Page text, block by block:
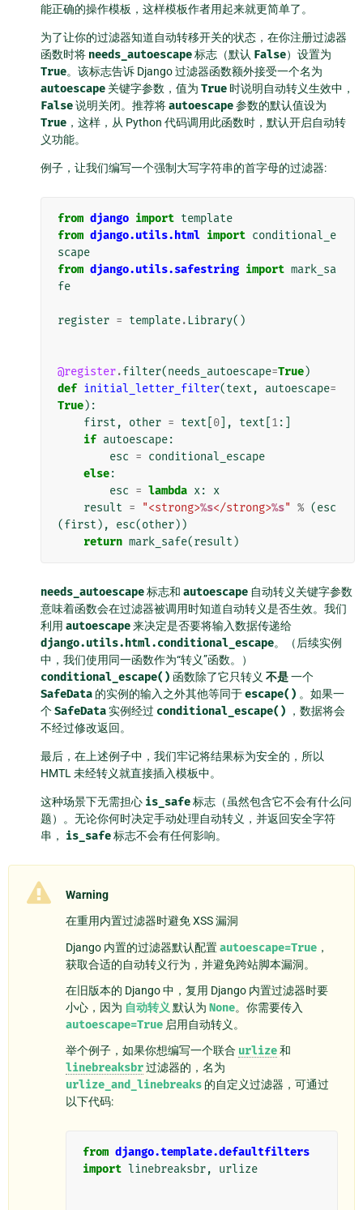
能正确的操作模板，这样模板作者用起来就更简单了。
为了让你的过滤器知道自动转移开关的状态，在你注册过滤器
函数时将 needs_autoescape标志（默认 False）设置为
True。该标志告诉 Django 过滤器函数额外接受一个名为
autoescape 关键字参数，值为 True 时说明自动转义生效中，
False说明关闭。推荐将autoescape参数的默认值设为
True ，这样，从 Python 代码调用此函数时，默认开启自动转
义功能。
例子，让我们编写一个强制大写字符串的首字母的过滤器:
from django import template
from django.utils.html import conditional_e
scape
from django.utils.safestring import mark_sa
fe
register = template. Library()
@register.filter(needs_autoescape=True)
def initial_letter_filter(text , autoescape=
True):
first , other = text 0 ], text 1:]
if autoescape:
esc = conditional_escape
else:
esc = lambda x:
x
result = "<strong>%s</strong>%s" % (esc
(first ), esc(other))
return mark_safe(result )
needs_autoescape标志和 autoescape 自动转义关键字参数
意味着函数会在过滤器被调用时知道自动转义是否生效。我们
利用 autoescape来决定是否要将输入数据传递给
django.utils.html.conditional_escape。（后续实例
中，我们使用同一函数作为“转义”函数。）
conditional_escape() 函数除了它只转义 不是一个
SafeData 的实例的输入之外其他等同于escape() 。如果一
个SafeData实例经过 conditional_escape() ，数据将会
不经过修改返回。
最后，在上述例子中，我们牢记将结果标为安全的，所以
HMTL 未经转义就直接插入模板中。
这种场景下无需担心 is_safe标志（虽然包含它不会有什么问
题）。无论你何时决定手动处理自动转义，并返回安全字符
串， is_safe标志不会有任何影响。
Warning
在重用内置过滤器时避免 XSS 漏洞
Django 内置的过滤器默认配置autoescape=True ，
获取合适的自动转义行为，并避免跨站脚本漏洞。
在旧版本的 Django 中，复用 Django 内置过滤器时要
小心，因为 自动转义 默认为 None。你需要传入
autoescape=True 启用自动转义。
举个例子，如果你想编写一个联合 urlize和
linebreaksbr过滤器的，名为
urlize_and_linebreaks 的自定义过滤器，可通过
以下代码:
from django.template.defaultfilters
import linebreaksbr, urlize